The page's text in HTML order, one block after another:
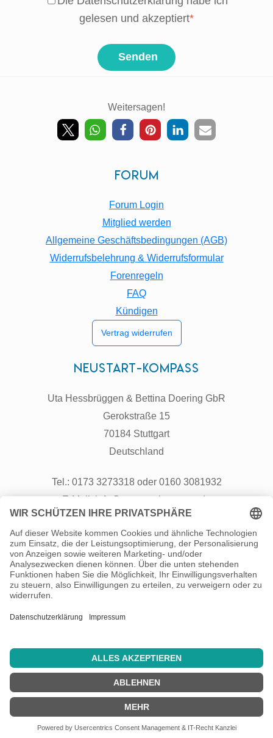
gelesen und akzeptiert*
Senden
Weitersagen!
Back
To
Forum
Forum Login
Mitglied werden
Allgemeine Geschäftsbedingungen (AGB)
Widerrufsbelehrung & Widerrufsformular
Forenregeln
FAQ
Kündigen
Vertrag widerrufen
Neustart-Kompass
Uta Hessbrüggen & Bettina Doering GbR
Gerokstraße 15
70184 Stuttgart
Deutschland
Tel.: 0173 3273318 oder 0160 3081932
E-Mail: info@neustart-kompass.de
Besuch uns auch aufInstagram
Info
Über uns
Impressum
©Neustart-Kompass2026